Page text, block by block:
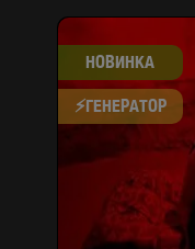
НОВИНКА
⚡​ГЕНЕРАТОР